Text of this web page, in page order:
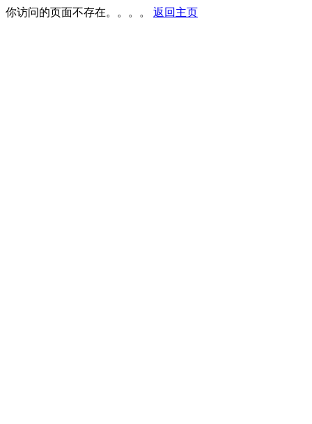
你访问的页面不存在。。。。 返回主页